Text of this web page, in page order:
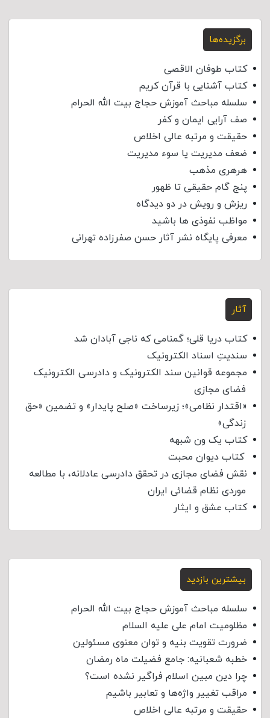
برگزیده‌ها
کتاب طوفان الاقصی
کتاب آشنایی با قرآن کریم
سلسله مباحث آموزش حجاج بیت الله الحرام
صف آرایی ایمان و کفر
حقیقت و مرتبه عالی اخلاص
ضعف مدیریت یا سوء مدیریت
هرهری مذهب
پنج گام حقیقی تا ظهور
ریزش و رویش در دو دیدگاه
مواظب نفوذی‌ ها باشید
معرفی پایگاه نشر آثار حسن صفرزاده تهرانی
آثار
کتاب دریا قلی؛ گمنامی که ناجی آبادان شد
سندیتِ اسناد الکترونیک
مجموعه قوانین سند الکترونیک و دادرسی الکترونیک
فضای مجازی
«اقتدار نظامی»؛ زیرساخت «صلح پایدار» و تضمین «حق
زندگی»
کتاب یک ون شبهه
کتاب دیوان محبت
نقش فضای مجازی در تحقق دادرسی عادلانه، با مطالعه
موردی نظام قضائی ایران
کتاب عشق و ایثار
بیشترین بازدید
سلسله مباحث آموزش حجاج بیت الله الحرام
مظلومیت امام علی علیه السلام
ضرورت تقویت بنیه و توان معنوی مسئولین
خطبه شعبانیه: جامع فضیلت ماه رمضان
چرا دین مبین اسلام فراگیر نشده است؟
مراقب تغییر واژه‌ها و تعابیر باشیم
حقیقت و مرتبه عالی اخلاص